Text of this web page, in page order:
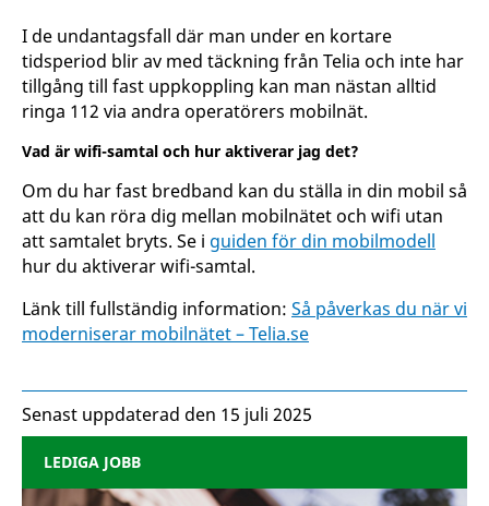
I de undantagsfall där man under en kortare
tidsperiod blir av med täckning från Telia och inte har
tillgång till fast uppkoppling kan man nästan alltid
ringa 112 via andra operatörers mobilnät.
Vad är wifi-samtal och hur aktiverar jag det?
Om du har fast bredband kan du ställa in din mobil så
att du kan röra dig mellan mobilnätet och wifi utan
att samtalet bryts. Se i guiden för din mobilmodell
hur du aktiverar wifi-samtal.
Länk till fullständig information: Så påverkas du när vi
moderniserar mobilnätet – Telia.se
Senast uppdaterad den 15 juli 2025
LEDIGA JOBB